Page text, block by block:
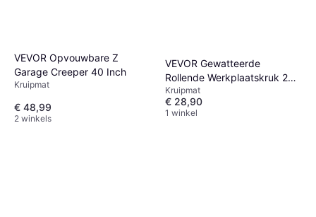
VEVOR Opvouwbare Z
Garage Creeper 40 Inch
Kruipmat
€ 48,99
2 winkels
VEVOR Gewatteerde
Rollende Werkplaatskruk 250
LBS
Kruipmat
€ 28,90
1 winkel